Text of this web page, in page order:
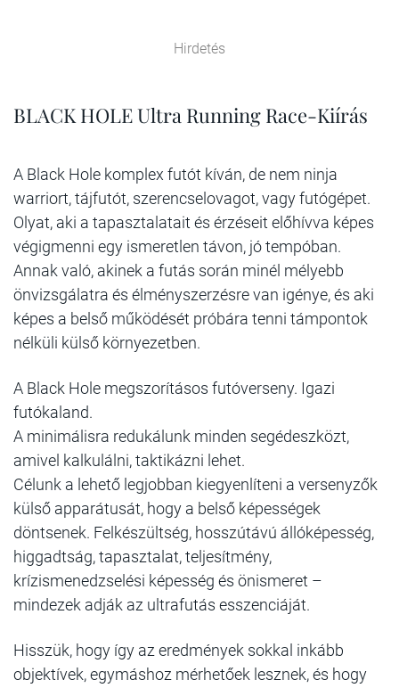
Hirdetés
BLACK HOLE Ultra Running Race-Kiírás
A Black Hole komplex futót kíván, de nem ninja
warriort, tájfutót, szerencselovagot, vagy futógépet.
Olyat, aki a tapasztalatait és érzéseit előhívva képes
végigmenni egy ismeretlen távon, jó tempóban.
Annak való, akinek a futás során minél mélyebb
önvizsgálatra és élményszerzésre van igénye, és aki
képes a belső működését próbára tenni támpontok
nélküli külső környezetben.
A Black Hole megszorításos futóverseny. Igazi
futókaland.
A minimálisra redukálunk minden segédeszközt,
amivel kalkulálni, taktikázni lehet.
Célunk a lehető legjobban kiegyenlíteni a versenyzők
külső apparátusát, hogy a belső képességek
döntsenek. Felkészültség, hosszútávú állóképesség,
higgadtság, tapasztalat, teljesítmény,
krízismenedzselési képesség és önismeret –
mindezek adják az ultrafutás esszenciáját.
Hisszük, hogy így az eredmények sokkal inkább
objektívek, egymáshoz mérhetőek lesznek, és hogy